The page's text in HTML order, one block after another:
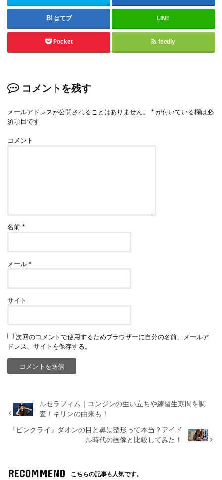
はてブ LINE
Pocket feedly
コメントを残す
メールアドレスが公開されることはありません。 * が付いている欄は必
須項目です
コメント
名前*
メール*
サイト
次回のコメントで使用するためブラウザーに自分の名前、メールア
ドレス、サイトを保存する。
ルセラフィム｜ユンジンの生い立ちや練習生期間を調
査！キリンの由来も！
『ピンクライ』ダオンの目と鼻は整形って本当？アイド
ル時代の画像と比較してみた！
RECOMMEND こちらの記事も人気です。